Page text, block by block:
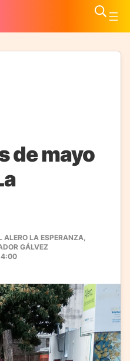
de mayo
ALERO LA ESPERANZA,
GÁLVEZ